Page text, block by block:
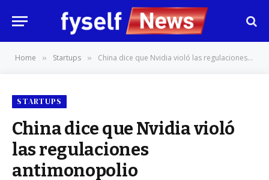
Home » Startups » China dice que Nvidia violó las regulaciones antimonopolio
STARTUPS
China dice que Nvidia violó
las regulaciones
antimonopolio